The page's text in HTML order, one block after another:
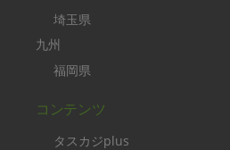
埼玉県
九州
福岡県
コンテンツ
タスカジplus